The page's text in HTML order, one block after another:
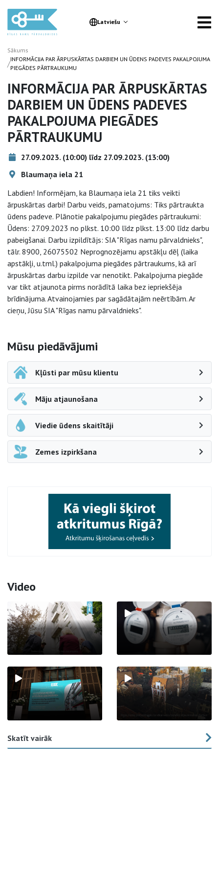
Latviešu
Sākums
/INFORMĀCIJA PAR ĀRPUSKĀRTAS DARBIEM UN ŪDENS PADEVES PAKALPOJUMA
PIEGĀDES PĀRTRAUKUMU
INFORMĀCIJA PAR ĀRPUSKĀRTAS
DARBIEM UN ŪDENS PADEVES
PAKALPOJUMA PIEGĀDES
PĀRTRAUKUMU
27.09.2023. (10:00) līdz 27.09.2023. (13:00)
Blaumaņa iela 21
Labdien! Informējam, ka Blaumaņa iela 21 tiks veikti
ārpuskārtas darbi! Darbu veids, pamatojums: Tiks pārtraukta
ūdens padeve. Plānotie pakalpojumu piegādes pārtraukumi:
Ūdens: 27.09.2023 no plkst. 10:00 līdz plkst. 13:00 līdz darbu
pabeigšanai. Darbu izpildītājs: SIA "Rīgas namu pārvaldnieks",
tālr. 8900, 26075502 Neprognozējamu apstākļu dēļ (laika
apstākļi, u.tml.) pakalpojuma piegādes pārtraukums, kā arī
ārpuskārtas darbu izpilde var nenotikt. Pakalpojuma piegāde
var tikt atjaunota pirms norādītā laika bez iepriekšēja
brīdinājuma. Atvainojamies par sagādātajām neērtībām. Ar
cieņu, Jūsu SIA "Rīgas namu pārvaldnieks".
Sāna navigācija
Mūsu piedāvājumi
Kļūsti par mūsu klientu
Māju atjaunošana
Viedie ūdens skaitītāji
Zemes izpirkšana
Video
Skatīt vairāk